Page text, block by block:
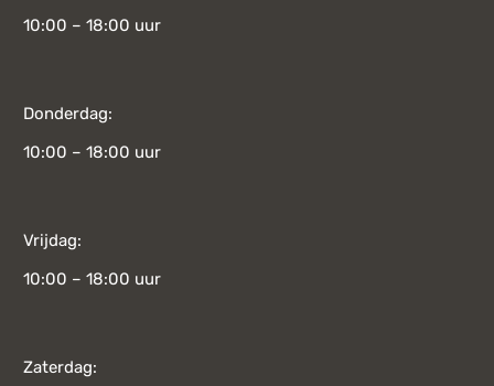
10:00 – 18:00 uur
Donderdag:
10:00 – 18:00 uur
Vrijdag:
10:00 – 18:00 uur
Zaterdag: